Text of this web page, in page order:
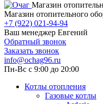
Магазин
Магазин отопительного
+7 (922) 021-94-94
Ваш менеджер Евгений
Обратный звонок
Заказать звонок
info@ochag96.ru
Пн-Вс с 9:00 до 20:00
Котлы отопления
Газовые котлы